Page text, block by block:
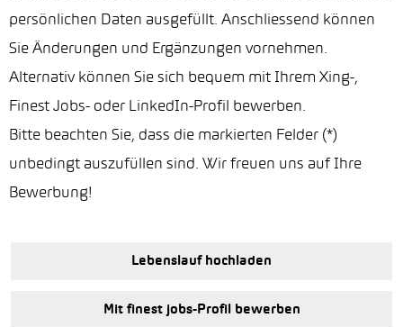
Garage suchen
persönlichen Daten ausgefüllt. Anschliessend können
Sie Änderungen und Ergänzungen vornehmen.
Alternativ können Sie sich bequem mit Ihrem Xing-,
Finest Jobs- oder LinkedIn-Profil bewerben.
Bitte beachten Sie, dass die markierten Felder (*)
unbedingt auszufüllen sind. Wir freuen uns auf Ihre
Bewerbung!
Lebenslauf hochladen
Mit finest jobs-Profil bewerben